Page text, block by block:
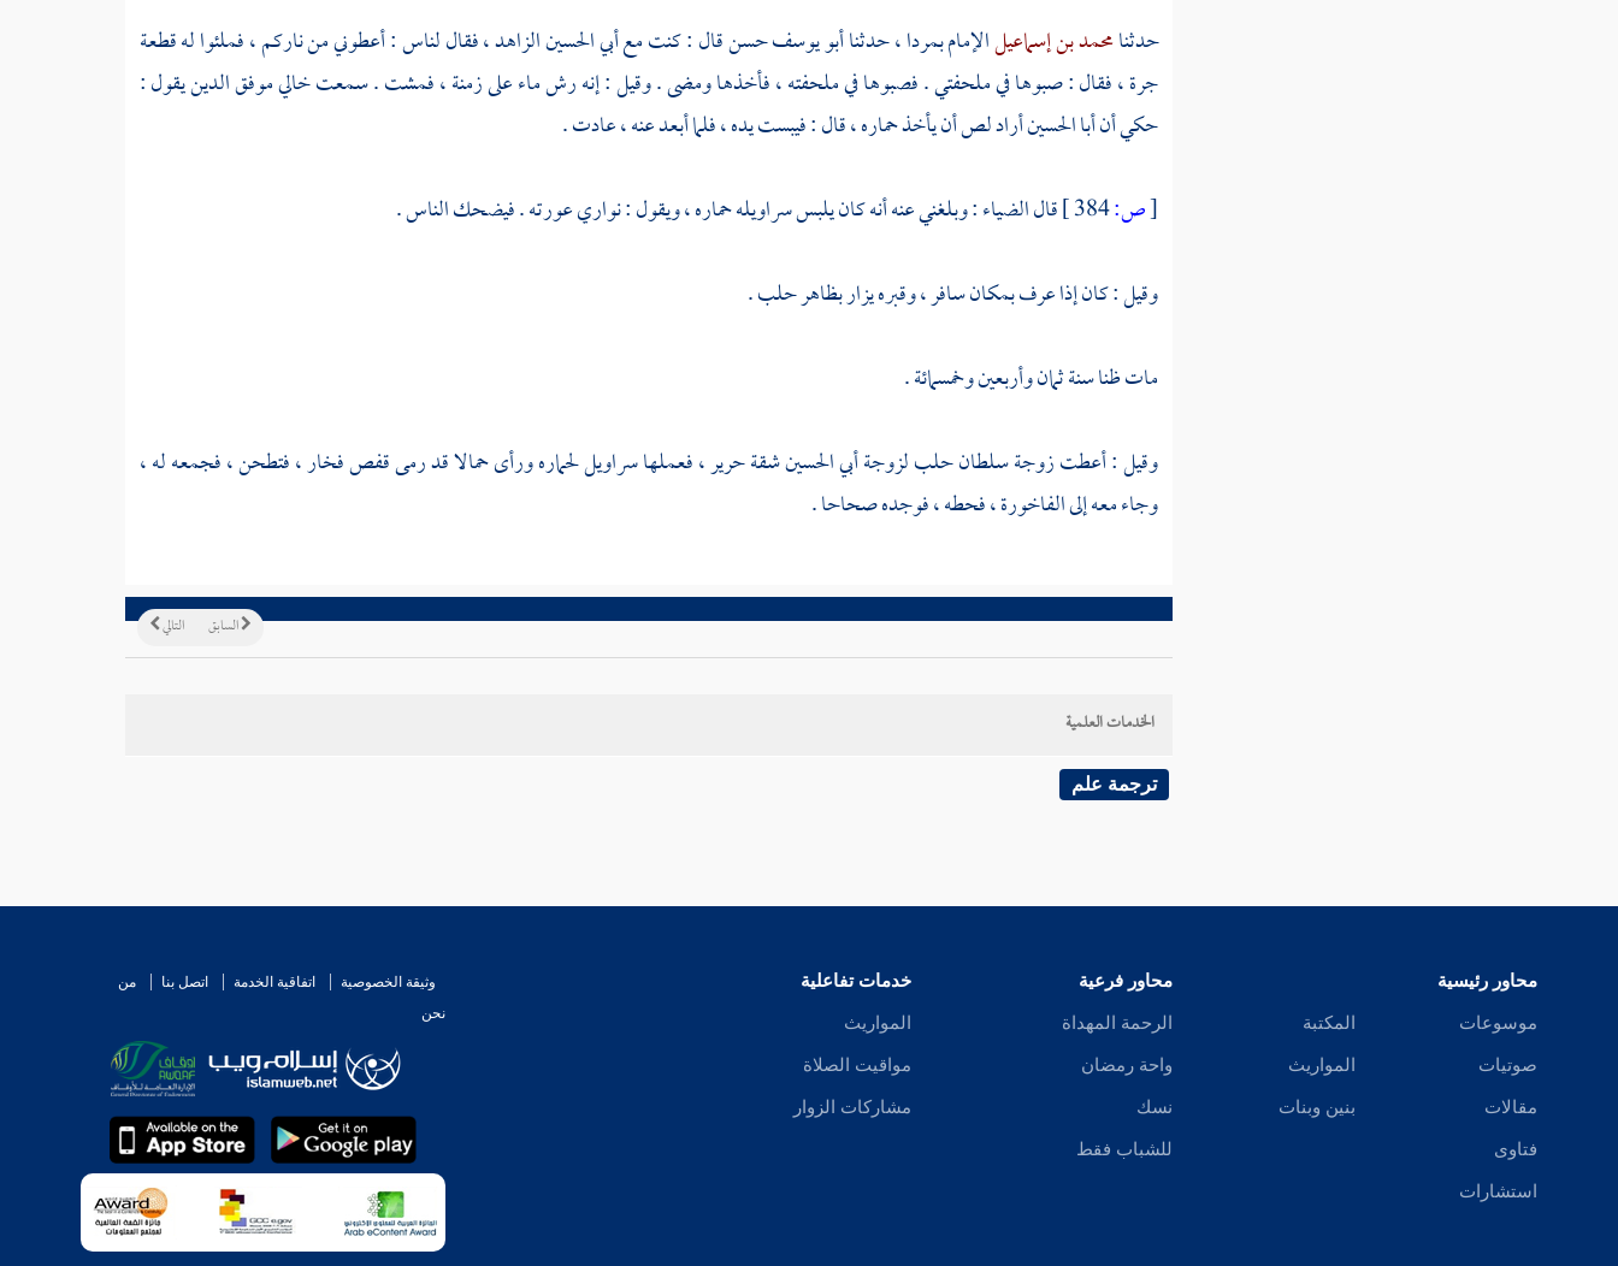
السلطان
أبو عبد الله مردنيش
حدثنامحمد بن إسماعيلالإمامبمردا، حدثناأبو يوسف حسنقال : كنت معأبي الحسين الزاهد، فقال لناس : أعطوني من ناركم ، فملئوا له قطعة
جرة ، فقال : صبوها في ملحفتي . فصبوها في ملحفته ، فأخذها ومضى . وقيل : إنه رش ماء على زمنة ، فمشت . سمعت خاليموفق الدينيقول :
حكي أنأبا الحسينأراد لص أن يأخذ حماره ، قال : فيبست يده ، فلما أبعد عنه ، عادت .
[ص: قالالضياء: وبلغني عنه أنه كان يلبس سراويله حماره ، ويقول : نواري عورته . فيضحك الناس .
وقيل : كان إذا عرف بمكان سافر ، وقبره يزار بظاهرحلب.
مات ظنا سنة ثمان وأربعين وخمسمائة .
وقيل : أعطت زوجة سلطانحلبلزوجةأبي الحسينشقة حرير ، فعملها سراويل لحماره ورأى حمالا قد رمى قفص فخار ، فتطحن ، فجمعه له ،
وجاء معه إلى الفاخورة ، فحطه ، فوجده صحاحا .
التالي السابق
الخدمات العلمية
ترجمة علم
محاور رئيسية
موسوعات
صوتيات
مقالات
فتاوى
استشارات
المكتبة
المواريث
بنين وبنات
محاور فرعية
الرحمة المهداة
واحة رمضان
نسك
للشباب فقط
خدمات تفاعلية
المواريث
مواقيت الصلاة
مشاركات الزوار
وثيقة الخصوصية اتفاقية الخدمة اتصل بنا
من
نحن